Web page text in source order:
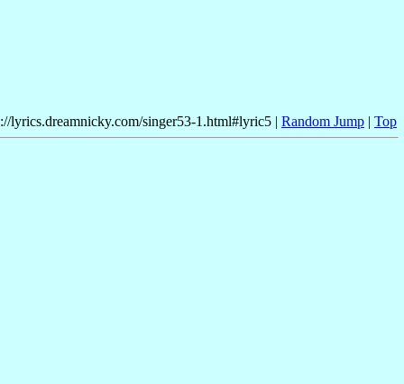
lyrics.dreamnicky.com/singer53-1.html#lyric5 | Random Jump | Top